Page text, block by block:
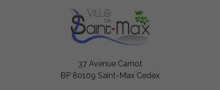
37 Avenue Carnot
BP 80109 Saint-Max Cedex